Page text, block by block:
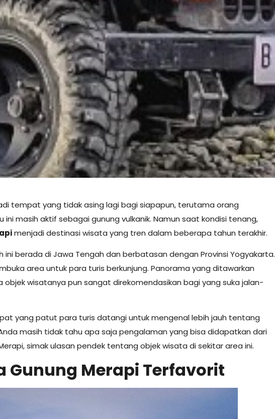
tempat yang tidak asing lagi bagi siapapun, terutama orang
ini masih aktif sebagai gunung vulkanik. Namun saat kondisi tenang,
menjadi destinasi wisata yang tren dalam beberapa tahun terakhir.
berada di Jawa Tengah dan berbatasan dengan Provinsi Yogyakarta.
area untuk para turis berkunjung. Panorama yang ditawarkan
wisatanya pun sangat direkomendasikan bagi yang suka jalan-
yang patut para turis datangi untuk mengenal lebih jauh tentang
masih tidak tahu apa saja pengalaman yang bisa didapatkan dari
simak ulasan pendek tentang objek wisata di sekitar area ini.
Gunung Merapi Terfavorit